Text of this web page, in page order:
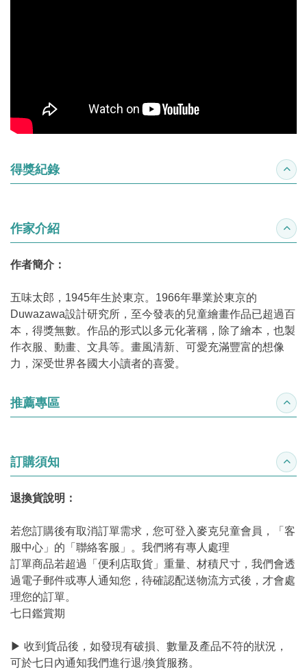
得獎紀錄 收合
作家介紹 收合
作者簡介：
五味太郎，1945年生於東京。1966年畢業於東京的
Duwazawa設計研究所，至今發表的兒童繪畫作品已超過百
本，得獎無數。作品的形式以多元化著稱，除了繪本，也製
作衣服、動畫、文具等。畫風清新、可愛充滿豐富的想像
力，深受世界各國大小讀者的喜愛。
推薦專區 收合
訂購須知 收合
退換貨說明：
若您訂購後有取消訂單需求，您可登入麥克兒童會員，「客
服中心」的「聯絡客服」。我們將有專人處理
訂單商品若超過「便利店取貨」重量、材積尺寸，我們會透
過電子郵件或專人通知您，待確認配送物流方式後，才會處
理您的訂單。
七日鑑賞期
▶ 收到貨品後，如發現有破損、數量及產品不符的狀況，
可於七日內通知我們進行退/換貨服務。